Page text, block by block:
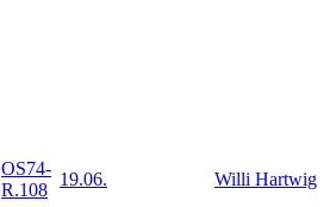
OS74-
R.108
19.06. Willi Hartwig